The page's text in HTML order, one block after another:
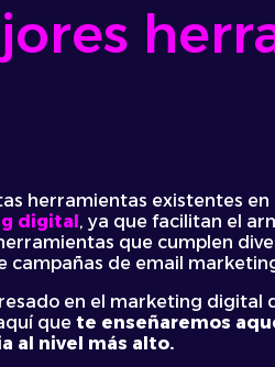
herramientas existentes en
digital, ya que facilitan el
que cumplen
campañas de email
en el marketing digital
que te enseñaremos
al nivel más alto.